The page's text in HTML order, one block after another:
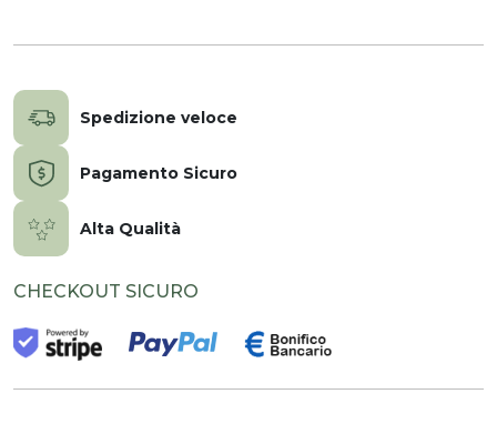
Spedizione veloce
Pagamento Sicuro
Alta Qualità
CHECKOUT SICURO